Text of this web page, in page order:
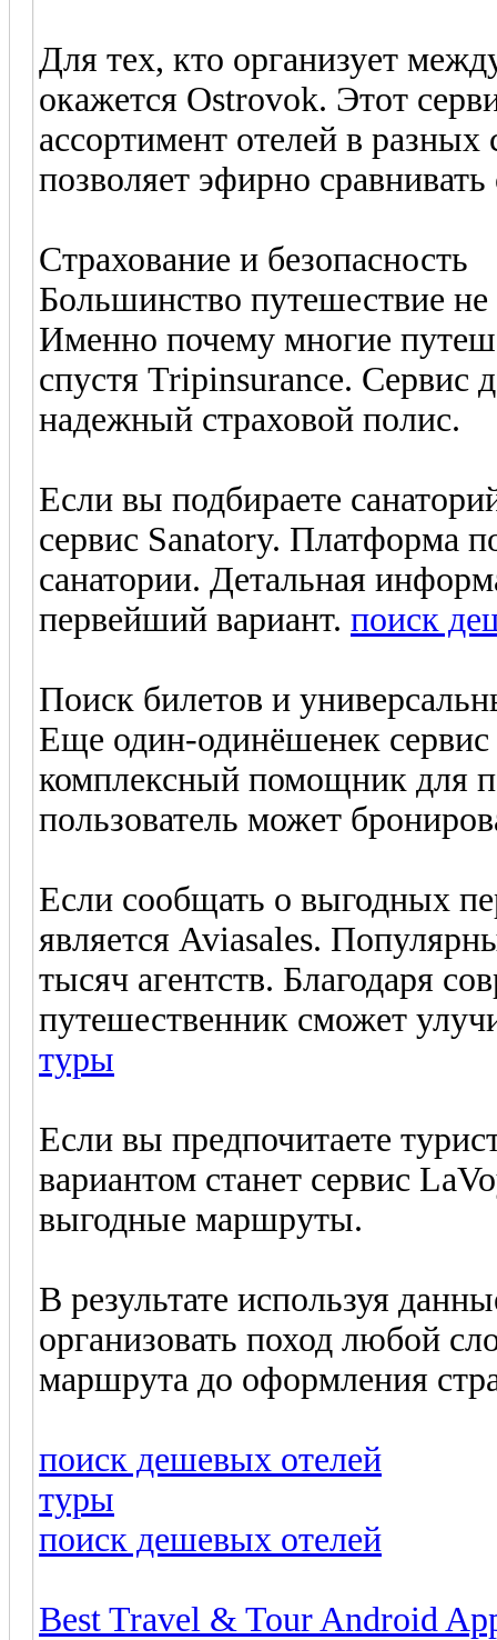
Для тех, кто организует
окажется Ostrovok. Этот
ассортимент отелей в
позволяет эфирно
Страхование и безопасность
Большинство путешествие
Именно почему многие
спустя Tripinsurance. Сервис
надежный страховой полис.
Если вы подбираете
сервис Sanatory. Платформа
санатории. Детальная
первейший вариант. поиск
Поиск билетов и
Еще один-одинёшенек
комплексный помощник для
пользователь может
Если сообщать о выгодных
является Aviasales.
тысяч агентств. Благодаря
путешественник сможет
туры
Если вы предпочитаете
вариантом станет сервис
выгодные маршруты.
В результате используя
организовать поход любой
маршрута до оформления
поиск дешевых отелей
туры
поиск дешевых отелей
Best Travel & Tour Android